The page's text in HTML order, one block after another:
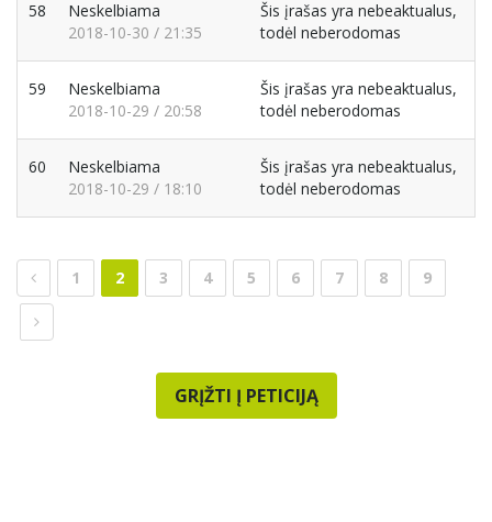
58
Neskelbiama
2018-10-30 / 21:35
Šis įrašas yra nebeaktualus,
todėl neberodomas
59
Neskelbiama
2018-10-29 / 20:58
Šis įrašas yra nebeaktualus,
todėl neberodomas
60
Neskelbiama
2018-10-29 / 18:10
Šis įrašas yra nebeaktualus,
todėl neberodomas
1 2 3 4 5 6 7 8 9
GRĮŽTI Į PETICIJĄ